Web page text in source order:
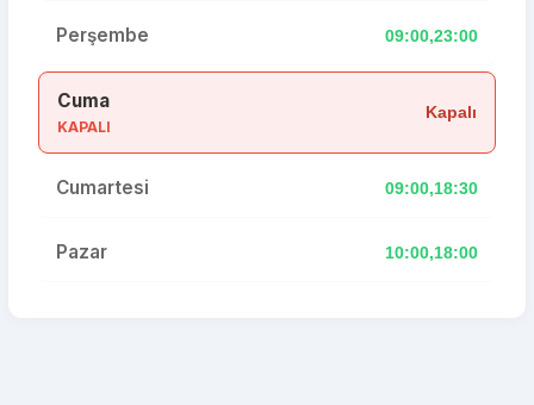
Perşembe 09:00,23:00
Cuma
KAPALI
Kapalı
Cumartesi 09:00,18:30
Pazar 10:00,18:00